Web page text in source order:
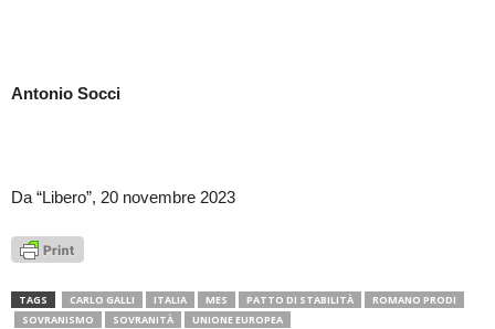
Antonio Socci
Da “Libero”, 20 novembre 2023
TAGS CARLO GALLI ITALIA MES PATTO DI STABILITÀ
ROMANO PRODI
SOVRANISMO
SOVRANITÀ UNIONE EUROPEA